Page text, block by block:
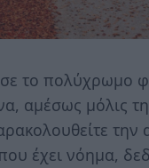
το πολύχρωμο
αμέσως μόλις
την
έχει νόημα,